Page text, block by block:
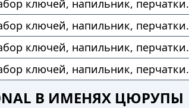
ключей, напильник, перчатки.
ключей, напильник, перчатки.
ключей, напильник, перчатки.
ключей, напильник, перчатки.
В ИМЕНЯХ ЦЮРУПЫ